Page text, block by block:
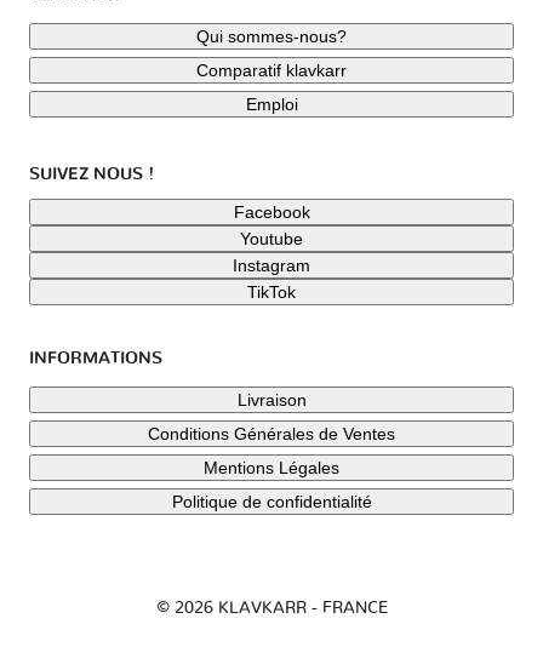
Qui sommes-nous?
Comparatif klavkarr
Emploi
SUIVEZ NOUS !
Facebook
Youtube
Instagram
TikTok
INFORMATIONS
Livraison
Conditions Générales de Ventes
Mentions Légales
Politique de confidentialité
© 2026 KLAVKARR - FRANCE